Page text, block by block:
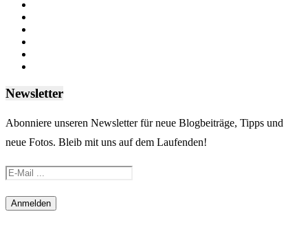
Newsletter
Abonniere unseren Newsletter für neue Blogbeiträge, Tipps und
neue Fotos. Bleib mit uns auf dem Laufenden!